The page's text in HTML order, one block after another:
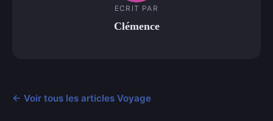
ECRIT PAR
Clémence
← Voir tous les articles Voyage